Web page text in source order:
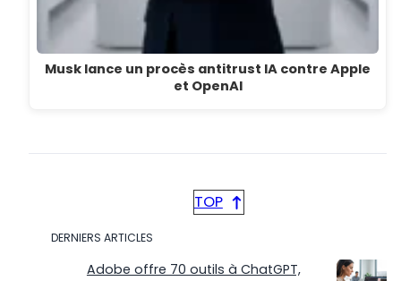
Musk lance un procès antitrust IA contre Apple
et OpenAI
TOP
DERNIERS ARTICLES
Adobe offre 70 outils à ChatGPT,